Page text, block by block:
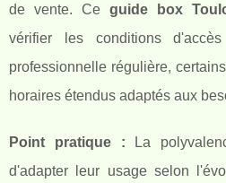
de vente. Ce guide box
vérifier les conditions
professionnelle régulière,
horaires étendus adaptés aux
Point pratique : La
d'adapter leur usage selon